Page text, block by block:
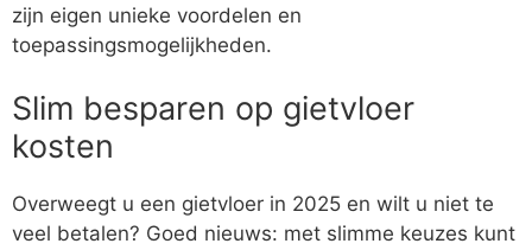
zijn eigen unieke voordelen en
toepassingsmogelijkheden.
Slim besparen op gietvloer
kosten
Overweegt u een gietvloer in 2025 en wilt u niet te
veel betalen? Goed nieuws: met slimme keuzes kunt